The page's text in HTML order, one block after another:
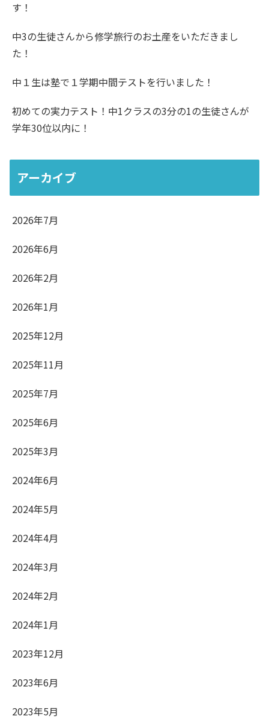
す！
中3の生徒さんから修学旅行のお土産をいただきまし
た！
中１生は塾で１学期中間テストを行いました！
初めての実力テスト！中1クラスの3分の1の生徒さんが
学年30位以内に！
アーカイブ
2026年7月
2026年6月
2026年2月
2026年1月
2025年12月
2025年11月
2025年7月
2025年6月
2025年3月
2024年6月
2024年5月
2024年4月
2024年3月
2024年2月
2024年1月
2023年12月
2023年6月
2023年5月